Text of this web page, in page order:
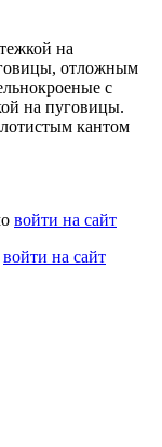
на
отложным
с
на пуговицы.
кантом
войти на сайт
войти на сайт